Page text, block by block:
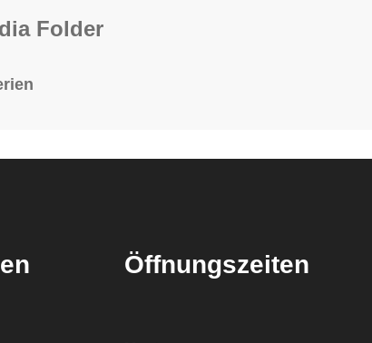
Folder
Öffnungszeiten